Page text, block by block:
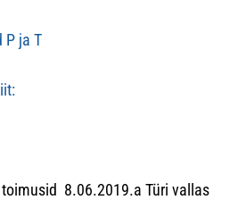
P ja T
8.06.2019.a Türi vallas